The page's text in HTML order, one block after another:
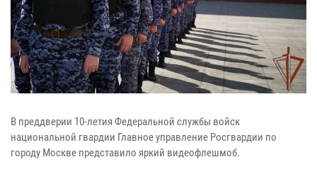
В преддверии 10-летия Федеральной службы войск
национальной гвардии Главное управление Росгвардии по
городу Москве представило яркий видеофлешмоб.